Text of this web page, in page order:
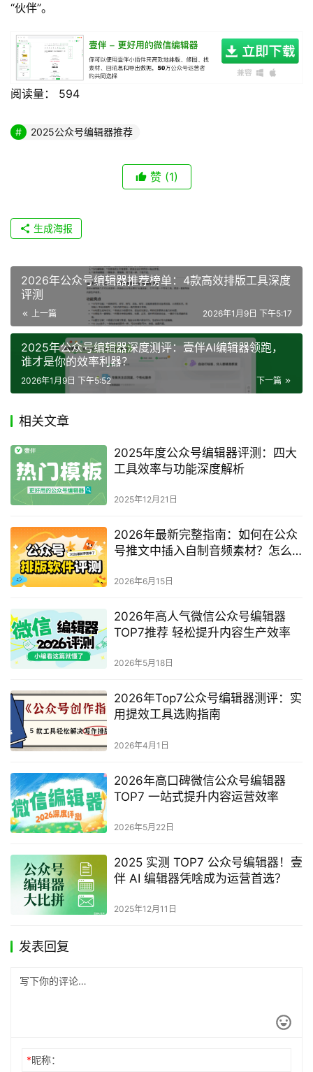
“伙伴”。
阅读量： 594
2025公众号编辑器推荐
赞 (1)
生成海报
2026年公众号编辑器推荐榜单：4款高效排版工具深度
评测
上一篇 2026年1月9日 下午5:17
2025年公众号编辑器深度测评：壹伴AI编辑器领跑，
谁才是你的效率利器？
下一篇
2026年1月9日 下午5:52
相关文章
2025年度公众号编辑器评测：四大
工具效率与功能深度解析
2025年12月21日
2026年最新完整指南：如何在公众
号推文中插入自制音频素材？怎么
2026年6月15日
2026年高人气微信公众号编辑器
TOP7推荐 轻松提升内容生产效率
2026年5月18日
2026年Top7公众号编辑器测评：实
用提效工具选购指南
2026年4月1日
2026年高口碑微信公众号编辑器
TOP7 一站式提升内容运营效率
2026年5月22日
2025 实测 TOP7 公众号编辑器！壹
伴 AI 编辑器凭啥成为运营首选？
2025年12月11日
发表回复
*昵称：